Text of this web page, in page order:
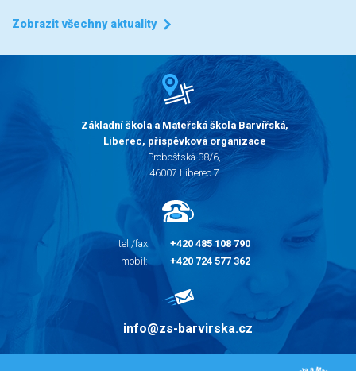
Zobrazit všechny aktuality
Základní škola a Mateřská škola Barvířská,
Liberec, příspěvková organizace
Proboštská 38/6,
46007 Liberec 7
tel./fax:
+420 485 108 790
mobil:
+420 724 577 362
info@zs-barvirska.cz